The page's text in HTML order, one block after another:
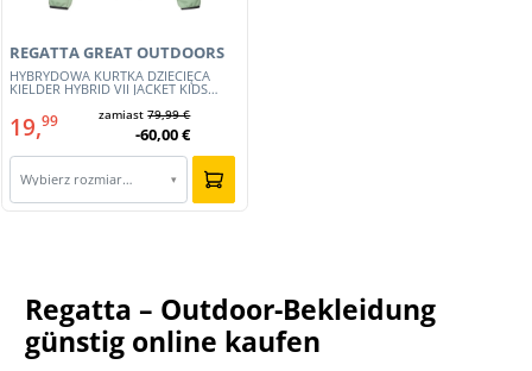
HYBRYDOWA KURTKA DZIECIĘCA
KIELDER HYBRID VII JACKET KIDS
REGATTA GREAT OUTDOORS
19,99 zamiast79,99 €
-60,00 €
Wybierz rozmiar… ▾
Regatta – Outdoor-Bekleidung
günstig online kaufen